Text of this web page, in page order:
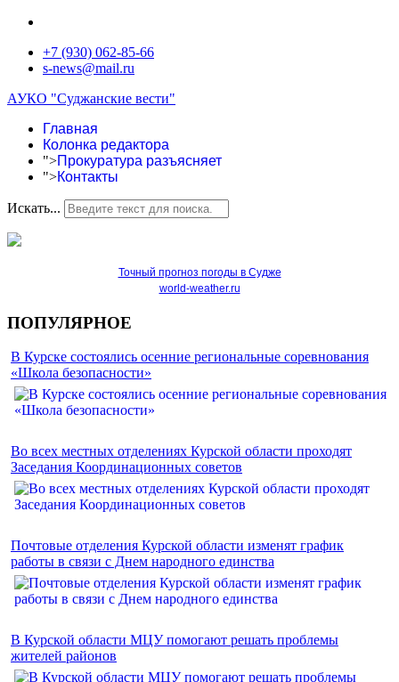
+7 (930) 062-85-66
s-news@mail.ru
АУКО "Суджанские вести"
Главная
Колонка редактора
">Прокуратура разъясняет
">Контакты
Искать...
Точный прогноз погоды в Судже
world-weather.ru
ПОПУЛЯРНОЕ
В Курске состоялись осенние региональные соревнования
«Школа безопасности»
Во всех местных отделениях Курской области проходят
Заседания Координационных советов
Почтовые отделения Курской области изменят график
работы в связи с Днем народного единства
В Курской области МЦУ помогают решать проблемы
жителей районов